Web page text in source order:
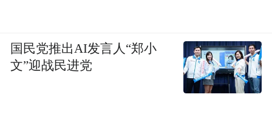
国民党推出AI发言人“郑小
文”迎战民进党